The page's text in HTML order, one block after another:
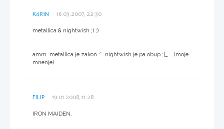
K4R1N 16.03.2007, 22:30
metallica & nightwish ;) ;)
amm..metallica je zakon :*..nightwish je pa obup :|_... (moje
mnenje)
FILIP 19.01.2008, 11:28
IRON MAIDEN.